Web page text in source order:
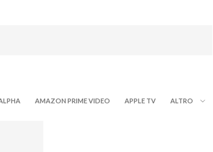
AMAZON PRIME VIDEO APPLE TV ALTRO